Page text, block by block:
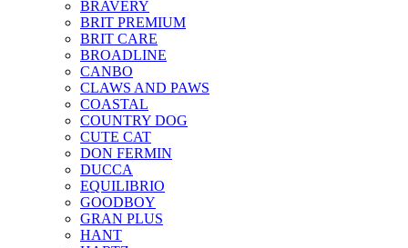
BRAVERY
BRIT PREMIUM
BRIT CARE
BROADLINE
CANBO
CLAWS AND PAWS
COASTAL
COUNTRY DOG
CUTE CAT
DON FERMIN
DUCCA
EQUILIBRIO
GOODBOY
GRAN PLUS
HANT